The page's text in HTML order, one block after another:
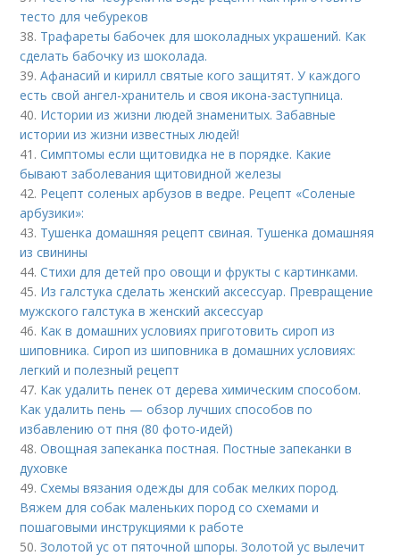
тесто для чебуреков
38. Трафареты бабочек для шоколадных украшений. Как
сделать бабочку из шоколада.
39.Афанасий и кирилл святые кого защитят. У каждого
есть свой ангел-хранитель и своя икона-заступница.
40. Истории из жизни людей знаменитых. Забавные
истории из жизни известных людей!
41.Симптомы если щитовидка не в порядке. Какие
бывают заболевания щитовидной железы
42. Рецепт соленых арбузов в ведре. Рецепт «Соленые
арбузики»:
43. Тушенка домашняя рецепт свиная. Тушенка домашняя
из свинины
44.Стихи для детей про овощи и фрукты с картинками.
45. Из галстука сделать женский аксессуар. Превращение
мужского галстука в женский аксессуар
46. Как в домашних условиях приготовить сироп из
шиповника. Сироп из шиповника в домашних условиях:
легкий и полезный рецепт
47. Как удалить пенек от дерева химическим способом.
Как удалить пень — обзор лучших способов по
избавлению от пня (80 фото-идей)
48.Овощная запеканка постная. Постные запеканки в
духовке
49.Схемы вязания одежды для собак мелких пород.
Вяжем для собак маленьких пород со схемами и
пошаговыми инструкциями к работе
50.Золотой ус от пяточной шпоры. Золотой ус вылечит